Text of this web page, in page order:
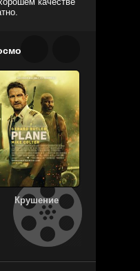
Крушение